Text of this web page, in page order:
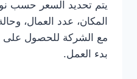
يتم تحديد السعر حسب
المكان، عدد العمال،
مع الشركة للحصول
بدء العمل.